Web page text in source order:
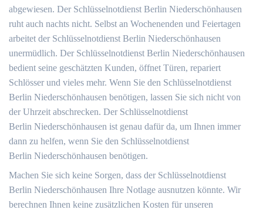
abgewiesen. Der Schlüsselnotdienst Berlin Niederschönhausen
ruht auch nachts nicht. Selbst an Wochenenden und Feiertagen
arbeitet der Schlüsselnotdienst Berlin Niederschönhausen
unermüdlich. Der Schlüsselnotdienst Berlin Niederschönhausen
bedient seine geschätzten Kunden, öffnet Türen, repariert
Schlösser und vieles mehr. Wenn Sie den Schlüsselnotdienst
Berlin Niederschönhausen benötigen, lassen Sie sich nicht von
der Uhrzeit abschrecken. Der Schlüsselnotdienst
Berlin Niederschönhausen ist genau dafür da, um Ihnen immer
dann zu helfen, wenn Sie den Schlüsselnotdienst
Berlin Niederschönhausen benötigen.
Machen Sie sich keine Sorgen, dass der Schlüsselnotdienst
Berlin Niederschönhausen Ihre Notlage ausnutzen könnte. Wir
berechnen Ihnen keine zusätzlichen Kosten für unseren